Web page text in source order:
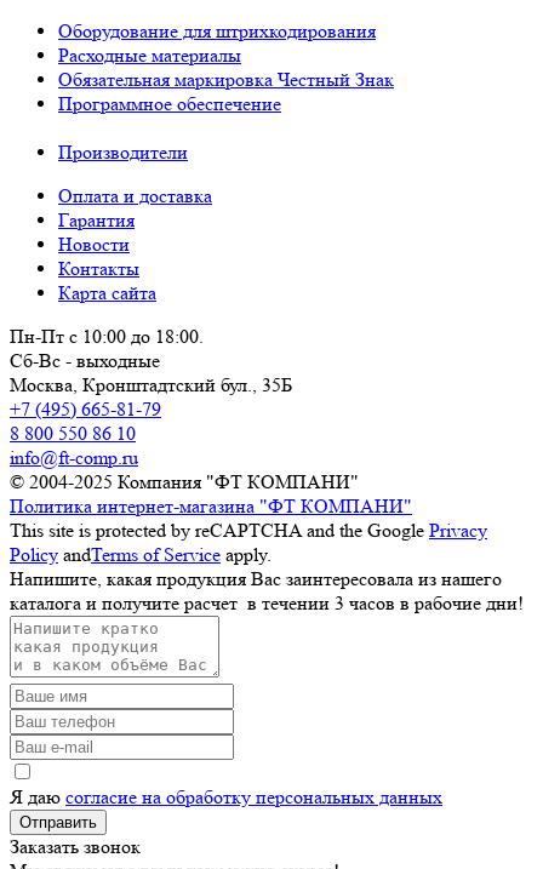
Оборудование для штрихкодирования
Расходные материалы
Обязательная маркировка Честный Знак
Программное обеспечение
Производители
Оплата и доставка
Гарантия
Новости
Контакты
Карта сайта
Пн-Пт с 10:00 до 18:00.
Сб-Вс - выходные
Москва, Кронштадтский бул., 35Б
+7 (495) 665-81-79
8 800 550 86 10
info@ft-comp.ru
© 2004-2025 Компания "ФТ КОМПАНИ"
Политика интернет-магазина "ФТ КОМПАНИ"
This site is protected by reCAPTCHA and the Google Privacy
Policy andTerms of Service apply.
Напишите, какая продукция Вас заинтересовала из нашего
каталога и получите расчет в течении 3 часов в рабочие дни!
Я даю согласие на обработку персональных данных
Отправить
Заказать звонок